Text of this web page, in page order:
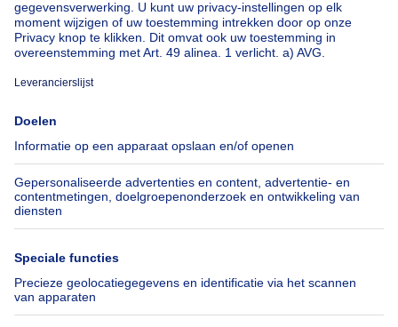
Over
Immoweb
Pers
Jobs
Axel Springer Group
SeLoger.com
Immowelt.de
Tools
Belfius
Verzekeringen
Verhuis checklist
Hulp
Veelgestelde vragen
Volg ons